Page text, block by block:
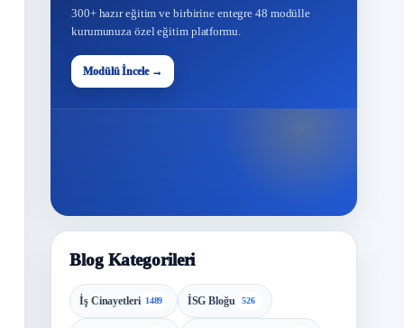
300+ hazır eğitim ve birbirine entegre 48 modülle
kurumunuza özel eğitim platformu.
Modülü İncele →
48
Modül
Blog Kategorileri
İş Cinayetleri 1489 İSG Bloğu 526